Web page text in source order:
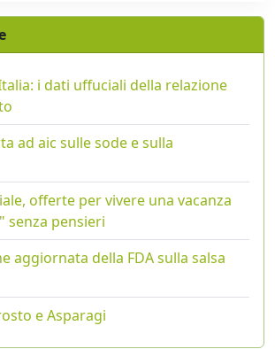
i dati uffuciali della relazione
ad aic sulle sode e sulla
offerte per vivere una vacanza
senza pensieri
aggiornata della FDA sulla salsa
e Asparagi